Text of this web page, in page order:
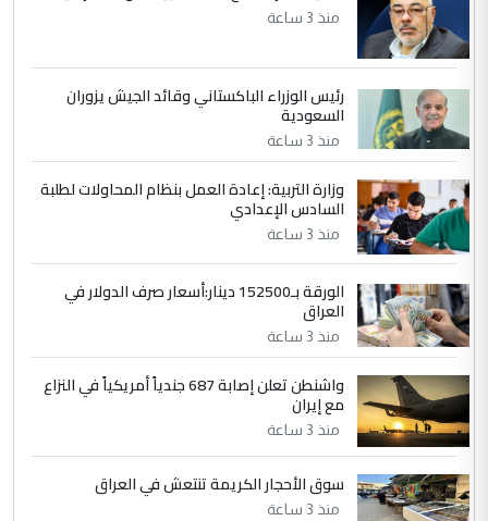
مضجعيك يابن الزنا (نص كامل)
5 حيدر عاشور
التعليق : تحياتي لك استاذ حامدتركان. كلام
دقيق ومسؤول؛ فالاستثمار الحقيقي للإنسان
وثروات البلد يعتمد على الكفاءة ...
الموضوع :
بين الإهمال واغتصاب الأرض.. بلاد
الرافدين تعاني الجفاف والتصحر!!
منذ 3 ساعة
رئيس الوزراء الباكستاني وقائد الجيش يزوران
السعودية
منذ 3 ساعة
وزارة التربية: إعادة العمل بنظام المحاولات لطلبة
السادس الإعدادي
منذ 3 ساعة
الورقة بـ152500 دينار:أسعار صرف الدولار في
العراق
منذ 3 ساعة
واشنطن تعلن إصابة 687 جندياً أمريكياً في النزاع
مع إيران
منذ 3 ساعة
سوق الأحجار الكريمة تنتعش في العراق
منذ 3 ساعة